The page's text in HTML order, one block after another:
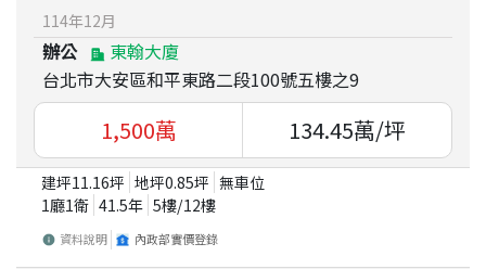
114年12月
辦公
東翰大廈
台北市大安區和平東路二段100號五樓之9
1,500萬 134.45萬/坪
建坪11.16坪 地坪0.85坪 無車位
1廳1衛 41.5年 5樓/12樓
資料說明 內政部實價登錄